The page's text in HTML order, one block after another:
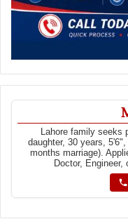
Lahore family
daughter, 30 years,
months marriage).
Doctor, Engineer,